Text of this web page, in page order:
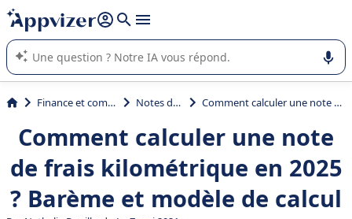
répondre (plusieurs lignes avec
L'IA de Appvizer vous guide dans l'utilisation ou la sélection de
logiciel SaaS en entreprise.
Finance et comptabilité Notes de frais Comment calculer une note de frais kilométrique en 2025 ? Barème et modèle de calcul
Comment calculer une note
de frais kilométrique en 2025
? Barème et modèle de calcul